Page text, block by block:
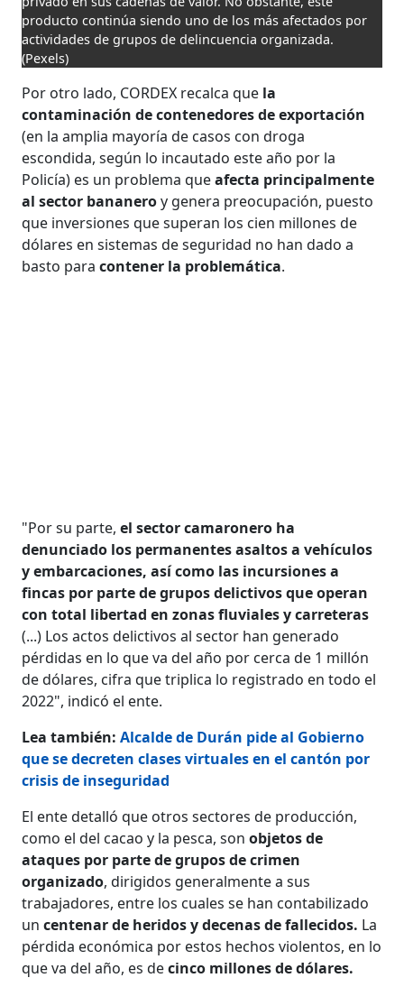
producto continúa siendo uno de los más afectados por
actividades de grupos de delincuencia organizada.
(Pexels)
Por otro lado, CORDEX recalca que la
contaminación de contenedores de exportación
(en la amplia mayoría de casos con droga
escondida, según lo incautado este año por la
Policía) es un problema queafecta principalmente
al sector bananeroy genera preocupación, puesto
que inversiones que superan los cien millones de
dólares en sistemas de seguridad no han dado a
basto paracontener la problemática.
"Por su parte,el sector camaronero ha
denunciado los permanentes asaltos a vehículos
y embarcaciones, así como las incursiones a
fincas por parte de grupos delictivos que operan
con total libertad en zonas fluviales y carreteras
(...) Los actos delictivos al sector han generado
pérdidas en lo que va del año por cerca de 1 millón
de dólares, cifra que triplica lo registrado en todo el
2022", indicó el ente.
Lea también: Alcalde de Durán pide al Gobierno
que se decreten clases virtuales en el cantón por
crisis de inseguridad
El ente detalló que otros sectores de producción,
como el del cacao y la pesca, sonobjetos de
ataques por parte de grupos de crimen
organizado, dirigidos generalmente a sus
trabajadores, entre los cuales se han contabilizado
un centenar de heridos y decenas de fallecidos. La
pérdida económica por estos hechos violentos, en lo
que va del año, es decinco millones de dólares.